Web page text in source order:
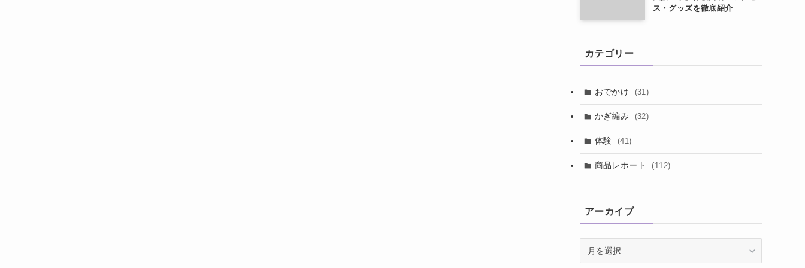
ス・グッズを徹底紹介
カテゴリー
おでかけ (31)
かぎ編み (32)
体験 (41)
商品レポート (112)
アーカイブ